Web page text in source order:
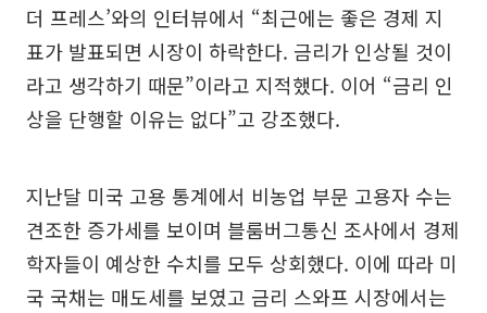
더 프레스’와의 인터뷰에서 “최근에는 좋은 경제 지
표가 발표되면 시장이 하락한다. 금리가 인상될 것이
라고 생각하기 때문”이라고 지적했다. 이어 “금리 인
상을 단행할 이유는 없다”고 강조했다.
지난달 미국 고용 통계에서 비농업 부문 고용자 수는
견조한 증가세를 보이며 블룸버그통신 조사에서 경제
학자들이 예상한 수치를 모두 상회했다. 이에 따라 미
국 국채는 매도세를 보였고 금리 스와프 시장에서는